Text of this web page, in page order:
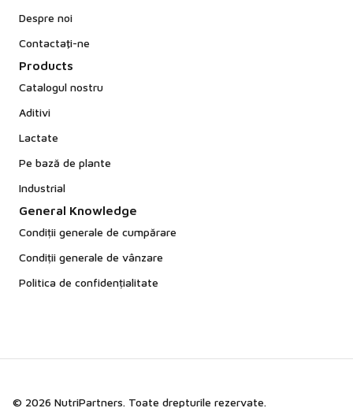
Despre noi
Contactaţi-ne
Products
Catalogul nostru
Aditivi
Lactate
Pe bază de plante
Industrial
General Knowledge
Condiții generale de cumpărare
Condiții generale de vânzare
Politica de confidențialitate
© 2026 NutriPartners. Toate drepturile rezervate.